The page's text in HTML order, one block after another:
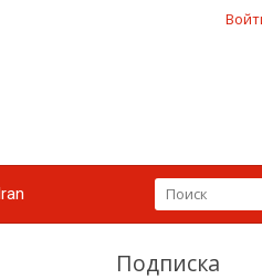
Подписка